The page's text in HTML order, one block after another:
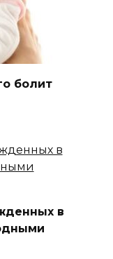
болит
в